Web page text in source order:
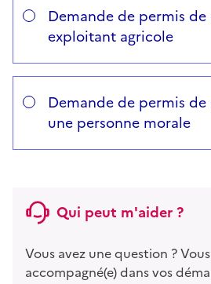
Demande de permis
exploitant agricole
Demande de permis
une personne morale
Qui peut m'aider ?
Vous avez une question ?
accompagné(e) dans vos